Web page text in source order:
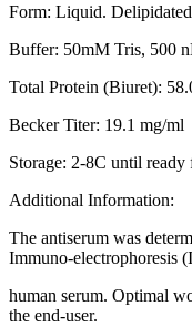
Form: Liquid.
Buffer: 50mM Tris, 500
Total Protein (Biuret):
Becker Titer: 19.1 mg/ml
Storage: 2-8C until ready
Additional Information:
The antiserum was
Immuno-electrophoresis
human serum. Optimal
the end-user.